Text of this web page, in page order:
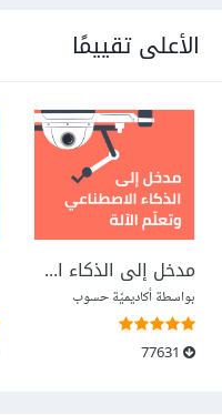
الأعلى تقييمًا
مدخل إلى الذكاء الاصطناعي وتعلم الآلة
بواسطة أكاديميّة حسوب